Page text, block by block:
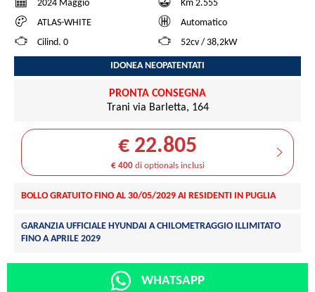
2024 Maggio
Km 2.555
ATLAS-WHITE
Automatico
Cilind. 0
52cv / 38,2kW
IDONEA NEOPATENTATI
PRONTA CONSEGNA
Trani via Barletta, 164
€ 22.805
€ 400di optionals inclusi
BOLLO GRATUITO FINO AL 30/05/2029 AI RESIDENTI IN PUGLIA
GARANZIA UFFICIALE HYUNDAI A CHILOMETRAGGIO ILLIMITATO
FINO A APRILE 2029
WHATSAPP